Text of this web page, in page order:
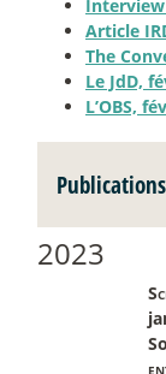
Interview
Article
The
Le JdD,
L’OBS,
Publications
2023